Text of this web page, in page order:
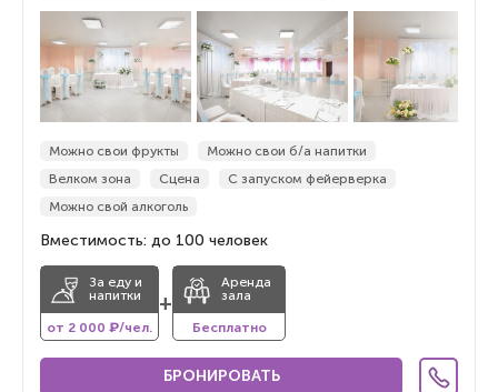
Можно свои фрукты
Можно свои б/а напитки
Велком зона
Сцена
С запуском фейерверка
Можно свой алкоголь
Вместимость: до 100 человек
За еду и
напитки
от 2 000 ₽/чел.
+
Аренда
зала
Бесплатно
БРОНИРОВАТЬ